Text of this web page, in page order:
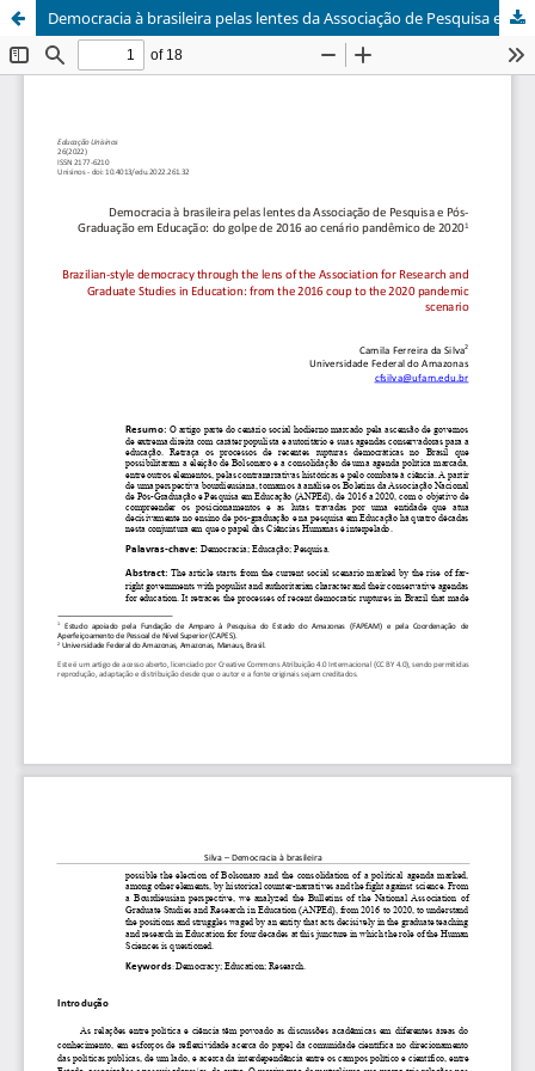
Democracia à brasileira pelas lentes da Associação de Pesquisa e Pós-Graduação em Educação: do golpe de 2016 ao cenário pandêmico de 2020